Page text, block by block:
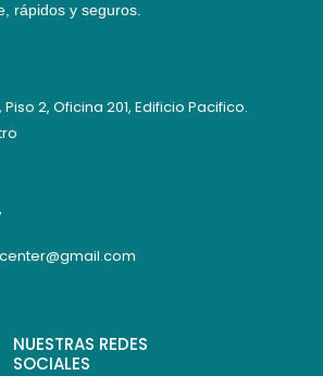
rápidos y seguros
Piso 2, Oficina 201, Edificio Pacifico.
NUESTRAS REDES
SOCIALES